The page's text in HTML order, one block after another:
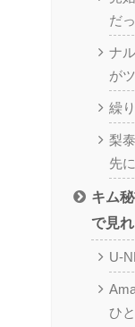
だ
ナ
が
繰
梨
先
キム
で見
U-
ひ